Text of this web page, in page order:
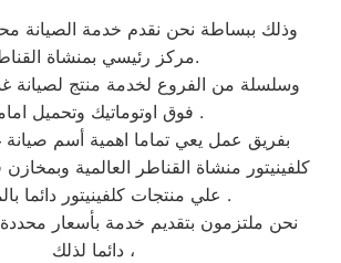
مركز رئيسي بمنشاة القناطر.
وسلسلة من الفروع لخدمة منتج لصيانة
فوق اوتوماتيك وتحميل امامي .
بفريق عمل يعي تماما اهمية أسم
كلفينيتور منشاة القناطر العالمية
علي منتجات كلفينيتور دائما بالمقدمة .
نحن ملتزمون بتقديم خدمة بأسعار
دائما لذلك ،